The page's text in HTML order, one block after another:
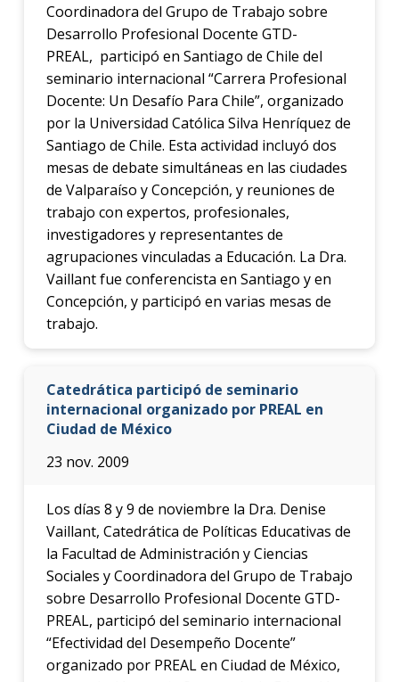
Coordinadora del Grupo de Trabajo sobre
Desarrollo Profesional Docente GTD-
PREAL, participó en Santiago de Chile del
seminario internacional “Carrera Profesional
Docente: Un Desafío Para Chile”, organizado
por la Universidad Católica Silva Henríquez de
Santiago de Chile. Esta actividad incluyó dos
mesas de debate simultáneas en las ciudades
de Valparaíso y Concepción, y reuniones de
trabajo con expertos, profesionales,
investigadores y representantes de
agrupaciones vinculadas a Educación. La Dra.
Vaillant fue conferencista en Santiago y en
Concepción, y participó en varias mesas de
trabajo.
Catedrática participó de seminario
internacional organizado por PREAL en
Ciudad de México
23 nov. 2009
Los días 8 y 9 de noviembre la Dra. Denise
Vaillant, Catedrática de Políticas Educativas de
la Facultad de Administración y Ciencias
Sociales y Coordinadora del Grupo de Trabajo
sobre Desarrollo Profesional Docente GTD-
PREAL, participó del seminario internacional
“Efectividad del Desempeño Docente”
organizado por PREAL en Ciudad de México,